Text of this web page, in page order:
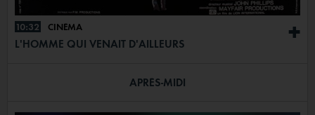
+
10:32 CINÉMA
L'HOMME QUI VENAIT D'AILLEURS
APRÈS-MIDI